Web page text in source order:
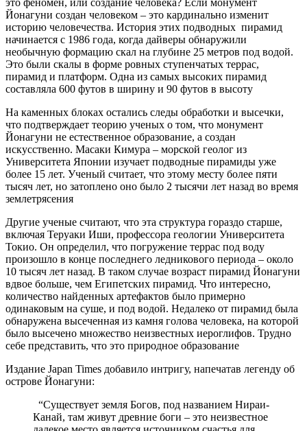
Йонагуни создан человеком – это кардинально изменит
историю человечества. История этих подводных пирамид
начинается с 1986 года, когда дайверы обнаружили
необычную формацию скал на глубине 25 метров под водой.
Это были скалы в форме ровных ступенчатых террас,
пирамид и платформ. Одна из самых высоких пирамид
составляла 600 футов в ширину и 90 футов в высоту
На каменных блоках остались следы обработки и высечки,
что подтверждает теорию ученых о том, что монумент
Йонагуни не естественное образование, а создан
искусственно. Масаки Кимура – морской геолог из
Университета Японии изучает подводные пирамиды уже
более 15 лет. Ученый считает, что этому месту более пяти
тысяч лет, но затоплено оно было 2 тысячи лет назад во время
землетрясения
Другие ученые считают, что эта структура гораздо старше,
включая Теруаки Иши, профессора геологии Университета
Токио. Он определил, что погружение террас под воду
произошло в конце последнего ледникового периода – около
10 тысяч лет назад. В таком случае возраст пирамид Йонагуни
вдвое больше, чем Египетских пирамид. Что интересно,
количество найденных артефактов было примерно
одинаковым на суше, и под водой. Недалеко от пирамид была
обнаружена высеченная из камня голова человека, на которой
было высечено множество неизвестных иероглифов. Трудно
себе представить, что это природное образование
Издание Japan Times добавило интригу, напечатав легенду об
острове Йонагуни:
“Существует земля Богов, под названием Нираи-
Канай, там живут древние боги – это неизвестное